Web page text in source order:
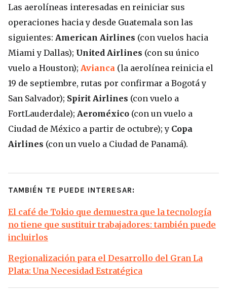
Las aerolíneas interesadas en reiniciar sus
operaciones hacia y desde Guatemala son las
siguientes: American Airlines (con vuelos hacia
Miami y Dallas); United Airlines (con su único
vuelo a Houston); Avianca (la aerolínea reinicia el
19 de septiembre, rutas por confirmar a Bogotá y
San Salvador); Spirit Airlines (con vuelo a
FortLauderdale); Aeroméxico (con un vuelo a
Ciudad de México a partir de octubre); y Copa
Airlines (con un vuelo a Ciudad de Panamá).
TAMBIÉN TE PUEDE INTERESAR:
El café de Tokio que demuestra que la tecnología
no tiene que sustituir trabajadores: también puede
incluirlos
Regionalización para el Desarrollo del Gran La
Plata: Una Necesidad Estratégica